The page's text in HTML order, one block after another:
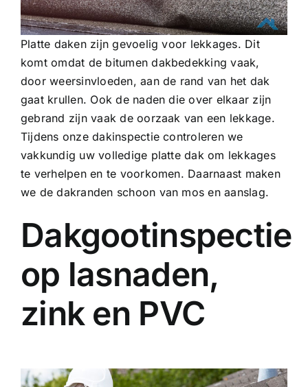
Platte daken zijn gevoelig voor lekkages. Dit
komt omdat de bitumen dakbedekking vaak,
door weersinvloeden, aan de rand van het dak
gaat krullen. Ook de naden die over elkaar zijn
gebrand zijn vaak de oorzaak van een lekkage.
Tijdens onze dakinspectie controleren we
vakkundig uw volledige platte dak om lekkages
te verhelpen en te voorkomen. Daarnaast maken
we de dakranden schoon van mos en aanslag.
Dakgootinspectie
op lasnaden,
zink en PVC